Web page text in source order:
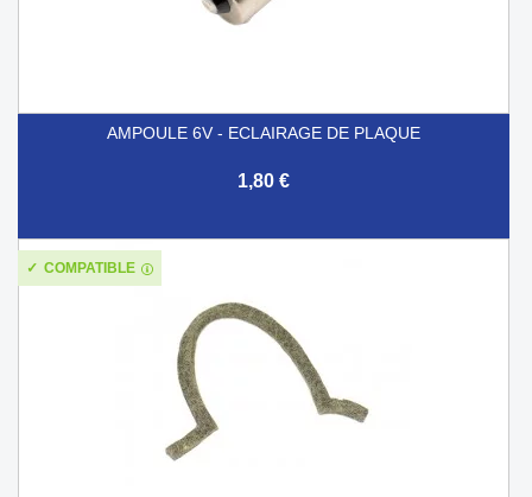
AMPOULE 6V - ECLAIRAGE DE PLAQUE
1,80 €
COMPATIBLE